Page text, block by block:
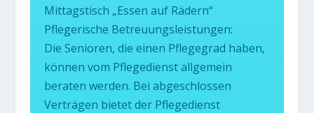
Mittagstisch „Essen auf Rädern“
Pflegerische Betreuungsleistungen:
Die Senioren, die einen Pflegegrad haben,
können vom Pflegedienst allgemein
beraten werden. Bei abgeschlossen
Verträgen bietet der Pflegedienst